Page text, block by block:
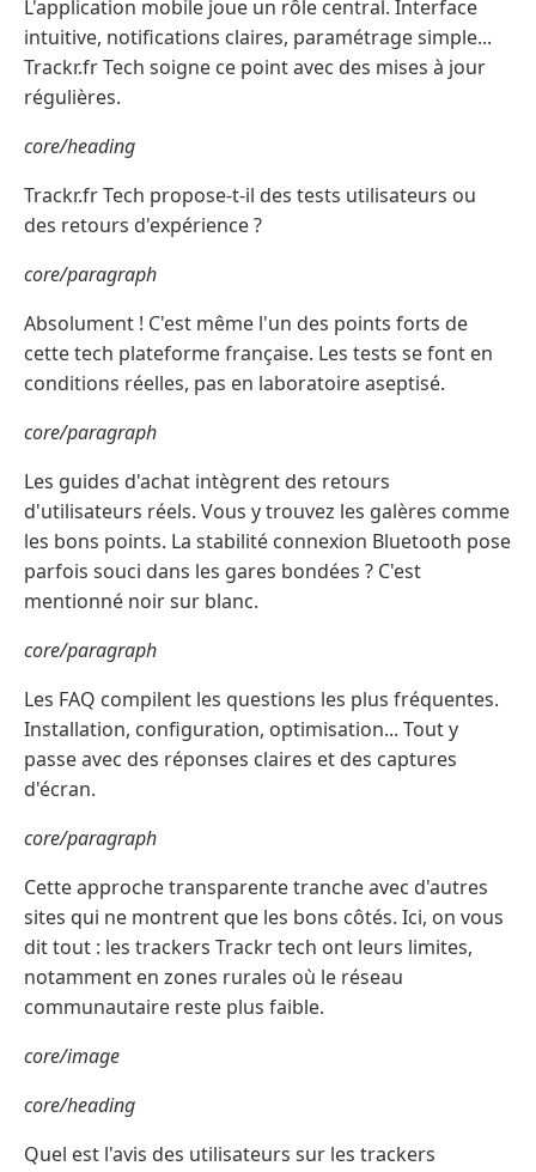
L'application mobile joue un rôle central. Interface
intuitive, notifications claires, paramétrage simple...
Trackr.fr Tech soigne ce point avec des mises à jour
régulières.
core/heading
Trackr.fr Tech propose-t-il des tests utilisateurs ou
des retours d'expérience ?
core/paragraph
Absolument ! C'est même l'un des points forts de
cette tech plateforme française. Les tests se font en
conditions réelles, pas en laboratoire aseptisé.
core/paragraph
Les guides d'achat intègrent des retours
d'utilisateurs réels. Vous y trouvez les galères comme
les bons points. La stabilité connexion Bluetooth pose
parfois souci dans les gares bondées ? C'est
mentionné noir sur blanc.
core/paragraph
Les FAQ compilent les questions les plus fréquentes.
Installation, configuration, optimisation... Tout y
passe avec des réponses claires et des captures
d'écran.
core/paragraph
Cette approche transparente tranche avec d'autres
sites qui ne montrent que les bons côtés. Ici, on vous
dit tout : les trackers Trackr tech ont leurs limites,
notamment en zones rurales où le réseau
communautaire reste plus faible.
core/image
core/heading
Quel est l'avis des utilisateurs sur les trackers